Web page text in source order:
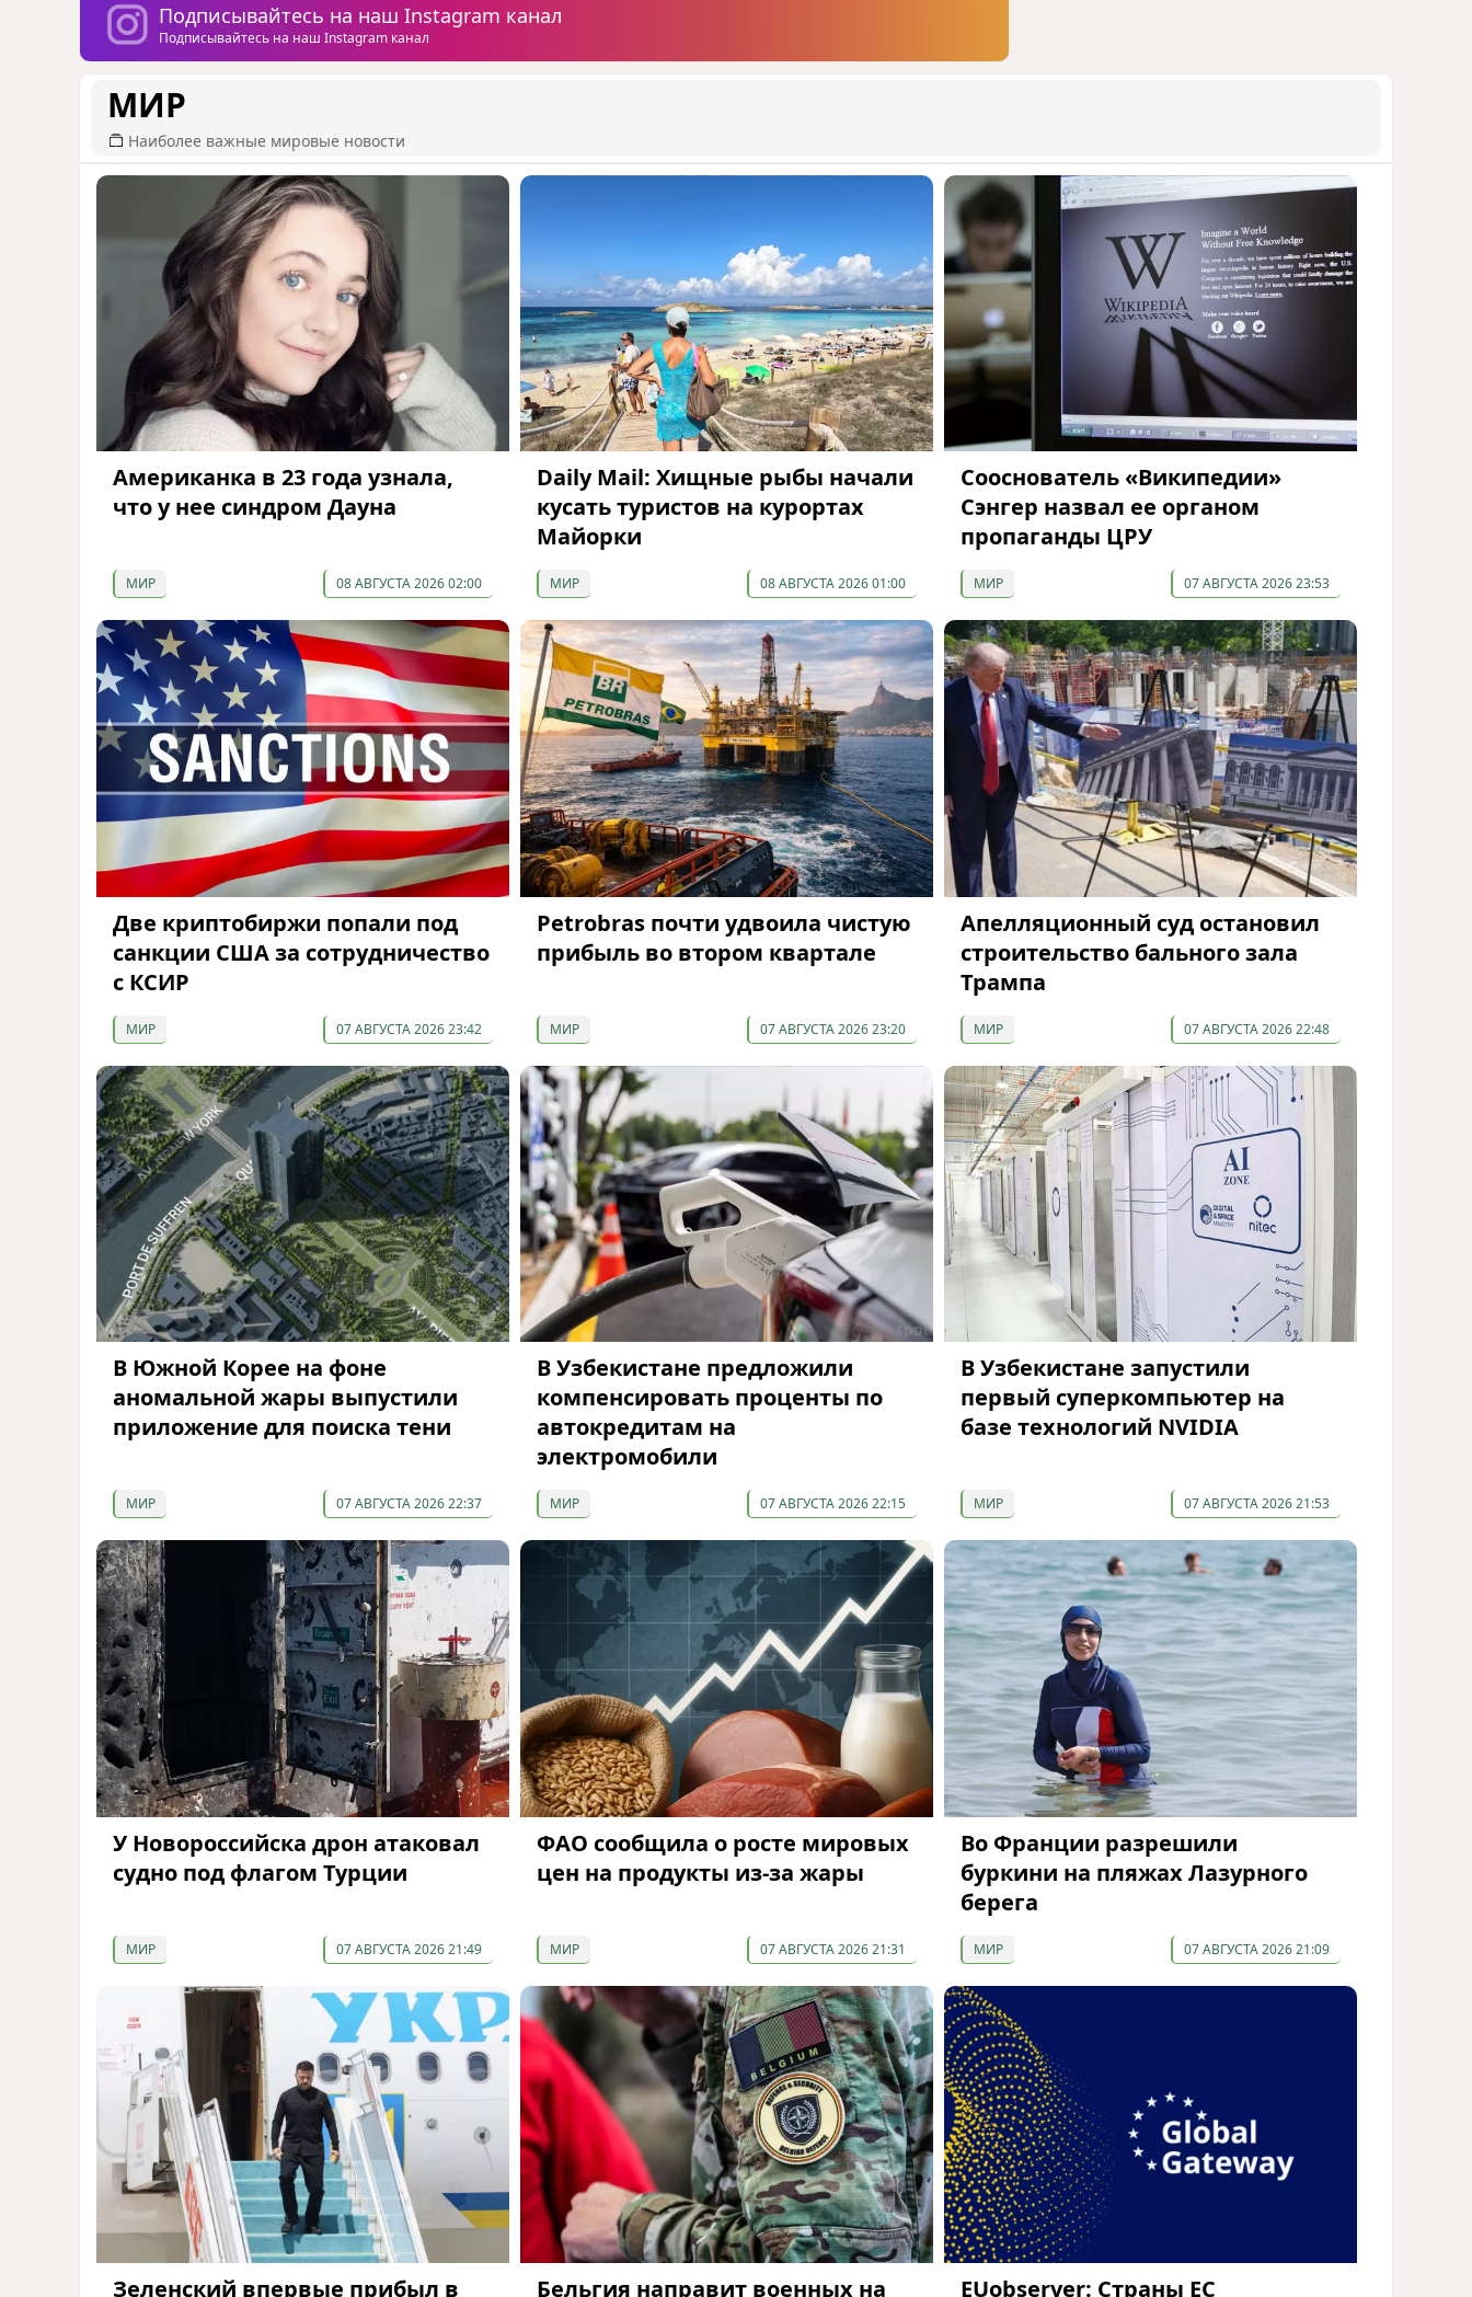
Подписывайтесь на наш Instagram канал
Подписывайтесь на наш Instagram канал
10
флаги: Вашингтон
дипломатическую сеть
СТАТЬЯ МАТАНАТ НАСИБОВОЙ
983 06 Августа 2026 10:21
МИР
Наиболее важные мировые новости
Американка в 23 года узнала,
что у нее синдром Дауна
МИР 08 АВГУСТА 2026 02:00
Daily Mail: Хищные рыбы начали
кусать туристов на курортах
Майорки
МИР 08 АВГУСТА 2026 01:00
Сооснователь «Википедии»
Сэнгер назвал ее органом
пропаганды ЦРУ
МИР 07 АВГУСТА 2026 23:53
Две криптобиржи попали под
санкции США за сотрудничество
с КСИР
МИР 07 АВГУСТА 2026 23:42
Petrobras почти удвоила чистую
прибыль во втором квартале
МИР 07 АВГУСТА 2026 23:20
Апелляционный суд остановил
строительство бального зала
Трампа
МИР 07 АВГУСТА 2026 22:48
В Южной Корее на фоне
аномальной жары выпустили
приложение для поиска тени
МИР 07 АВГУСТА 2026 22:37
В Узбекистане предложили
компенсировать проценты по
автокредитам на
электромобили
МИР 07 АВГУСТА 2026 22:15
В Узбекистане запустили
первый суперкомпьютер на
базе технологий NVIDIA
МИР 07 АВГУСТА 2026 21:53
У Новороссийска дрон атаковал
судно под флагом Турции
МИР 07 АВГУСТА 2026 21:49
ФАО сообщила о росте мировых
цен на продукты из-за жары
МИР 07 АВГУСТА 2026 21:31
Во Франции разрешили
буркини на пляжах Лазурного
берега
МИР 07 АВГУСТА 2026 21:09
Зеленский впервые прибыл в Бельгия направит военных на EUobserver: Страны ЕС